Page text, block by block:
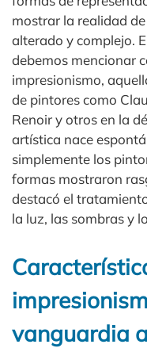
mostrar la realidad
alterado y complejo.
debemos mencionar
impresionismo,
de pintores como
Renoir y otros en la
artística nace
simplemente los
formas mostraron
destacó el
la luz, las sombras y
vanguardia